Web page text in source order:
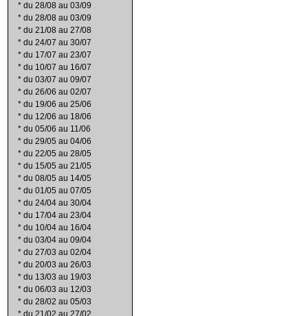
* du 28/08 au 03/09
* du 28/08 au 03/09
* du 21/08 au 27/08
* du 24/07 au 30/07
* du 17/07 au 23/07
* du 10/07 au 16/07
* du 03/07 au 09/07
* du 26/06 au 02/07
* du 19/06 au 25/06
* du 12/06 au 18/06
* du 05/06 au 11/06
* du 29/05 au 04/06
* du 22/05 au 28/05
* du 15/05 au 21/05
* du 08/05 au 14/05
* du 01/05 au 07/05
* du 24/04 au 30/04
* du 17/04 au 23/04
* du 10/04 au 16/04
* du 03/04 au 09/04
* du 27/03 au 02/04
* du 20/03 au 26/03
* du 13/03 au 19/03
* du 06/03 au 12/03
* du 28/02 au 05/03
* du 21/02 au 27/02